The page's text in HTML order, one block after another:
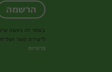
באתר זה נעשה
ליצירת קשר
פרטיות